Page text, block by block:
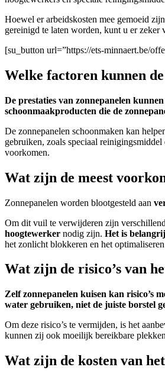
Hoewel er arbeidskosten mee gemoeid
gereinigd te laten worden, kunt u er
[su_button url=”https://ets-minnaert.be/
Welke factoren kunnen
De prestaties van zonnepanelen
schoonmaakproducten die de
De zonnepanelen schoonmaken kan
gebruiken, zoals speciaal
voorkomen.
Wat zijn de meest
Zonnepanelen worden blootgesteld aan
Om dit vuil te verwijderen zijn
hoogtewerker nodig zijn. Het is
het zonlicht blokkeren en het
Wat zijn de risico’s van
Zelf zonnepanelen kuisen kan risico’s
water gebruiken, niet de juiste borstel
Om deze risico’s te vermijden, is het
kunnen zij ook moeilijk bereikbare
Wat zijn de kosten van